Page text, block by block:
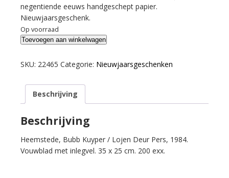
negentiende eeuws handgeschept papier.
Nieuwjaarsgeschenk.
Op voorraad
Teylingen,
van.
een
dat
geen
en
at.
Toevoegen aan winkelwagen
SKU: 22465 Categorie: Nieuwjaarsgeschenken
Beschrijving
Beschrijving
Heemstede, Bubb Kuyper / Lojen Deur Pers, 1984.
Vouwblad met inlegvel. 35 x 25 cm. 200 exx.